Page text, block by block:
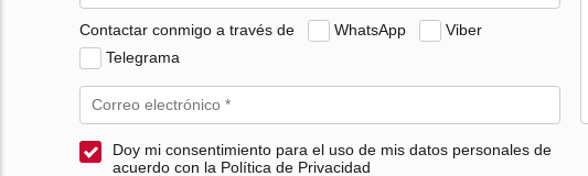
Contactar conmigo a través de WhatsApp
Viber
Telegrama
Doy mi consentimiento para el uso de mis datos personales de
acuerdo con la Política de Privacidad